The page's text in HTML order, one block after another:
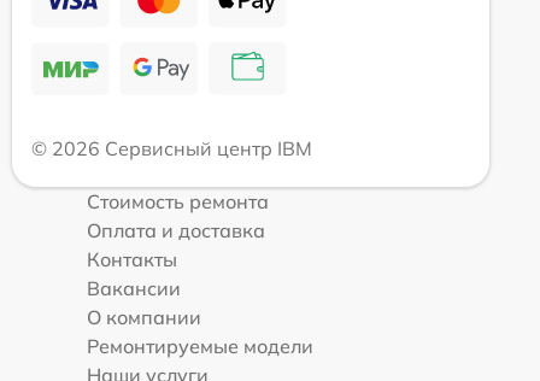
© 2026 Сервисный центр IBM
Стоимость ремонта
Оплата и доставка
Контакты
Вакансии
О компании
Ремонтируемые модели
Наши услуги